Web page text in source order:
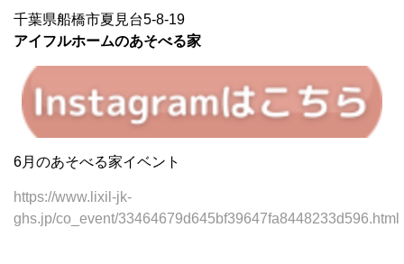
千葉県船橋市夏見台5-8-19
アイフルホームのあそべる家
6月のあそべる家イベント
https://www.lixil-jk-
ghs.jp/co_event/33464679d645bf39647fa8448233d596.html